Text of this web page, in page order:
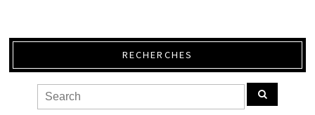
RECHERCHES